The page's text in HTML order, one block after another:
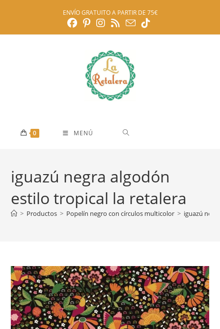
ENVÍO GRATUITO A PARTIR DE 75€
0 MENÚ
iguazú negra algodón
estilo tropical la retalera
> Productos > Popelín negro con círculos multicolor > iguazú